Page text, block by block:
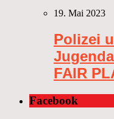
19. Mai 2023
Polizei
FAIR
Facebook